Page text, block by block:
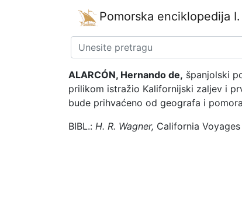
Pomorska enciklopedija
ALARCÓN, Hernando de, španjolski
prilikom istražio Kalifornijski zaljev i
bude prihvaćeno od geografa i
BIBL.: H. R. Wagner, California